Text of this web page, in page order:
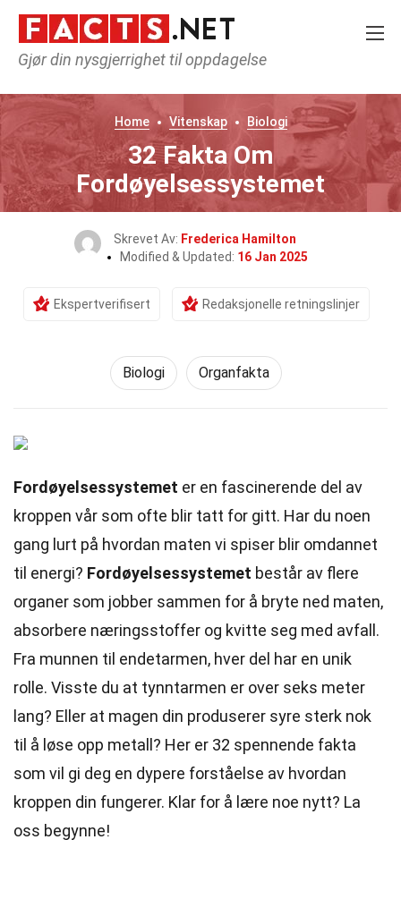
Gjør din nysgjerrighet til oppdagelse
Home Vitenskap Biologi
32 Fakta Om
Fordøyelsessystemet
Skrevet Av: Frederica Hamilton
Modified & Updated: 16 Jan 2025
Ekspertverifisert Redaksjonelle retningslinjer
Biologi Organfakta
Fordøyelsessystemet er en fascinerende del av
kroppen vår som ofte blir tatt for gitt. Har du noen
gang lurt på hvordan maten vi spiser blir omdannet
til energi? Fordøyelsessystemet består av flere
organer som jobber sammen for å bryte ned maten,
absorbere næringsstoffer og kvitte seg med avfall.
Fra munnen til endetarmen, hver del har en unik
rolle. Visste du at tynntarmen er over seks meter
lang? Eller at magen din produserer syre sterk nok
til å løse opp metall? Her er 32 spennende fakta
som vil gi deg en dypere forståelse av hvordan
kroppen din fungerer. Klar for å lære noe nytt? La
oss begynne!